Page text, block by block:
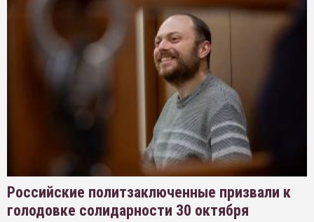
Российские политзаключенные призвали к
голодовке солидарности 30 октября